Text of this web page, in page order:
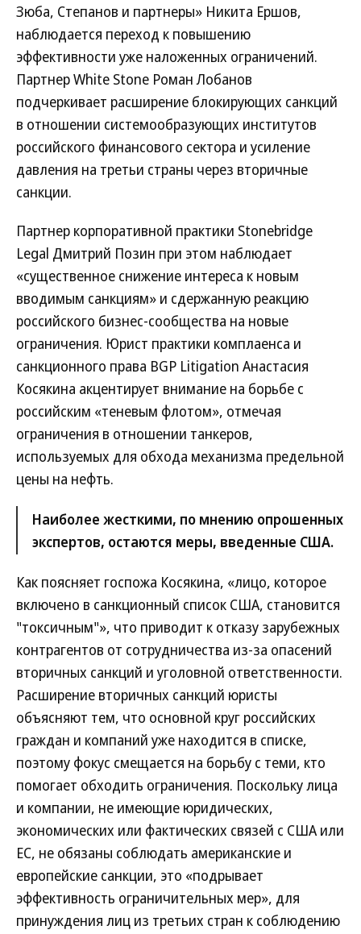
Зюба, Степанов и партнеры» Никита Ершов,
наблюдается переход к повышению
эффективности уже наложенных ограничений.
Партнер White Stone Роман Лобанов
подчеркивает расширение блокирующих санкций
в отношении системообразующих институтов
российского финансового сектора и усиление
давления на третьи страны через вторичные
санкции.
Партнер корпоративной практики Stonebridge
Legal Дмитрий Позин при этом наблюдает
«существенное снижение интереса к новым
вводимым санкциям» и сдержанную реакцию
российского бизнес-сообщества на новые
ограничения. Юрист практики комплаенса и
санкционного права BGP Litigation Анастасия
Косякина акцентирует внимание на борьбе с
российским «теневым флотом», отмечая
ограничения в отношении танкеров,
используемых для обхода механизма предельной
цены на нефть.
Наиболее жесткими, по мнению опрошенных
экспертов, остаются меры, введенные США.
Как поясняет госпожа Косякина, «лицо, которое
включено в санкционный список США, становится
"токсичным"», что приводит к отказу зарубежных
контрагентов от сотрудничества из-за опасений
вторичных санкций и уголовной ответственности.
Расширение вторичных санкций юристы
объясняют тем, что основной круг российских
граждан и компаний уже находится в списке,
поэтому фокус смещается на борьбу с теми, кто
помогает обходить ограничения. Поскольку лица
и компании, не имеющие юридических,
экономических или фактических связей с США или
ЕС, не обязаны соблюдать американские и
европейские санкции, это «подрывает
эффективность ограничительных мер», для
принуждения лиц из третьих стран к соблюдению